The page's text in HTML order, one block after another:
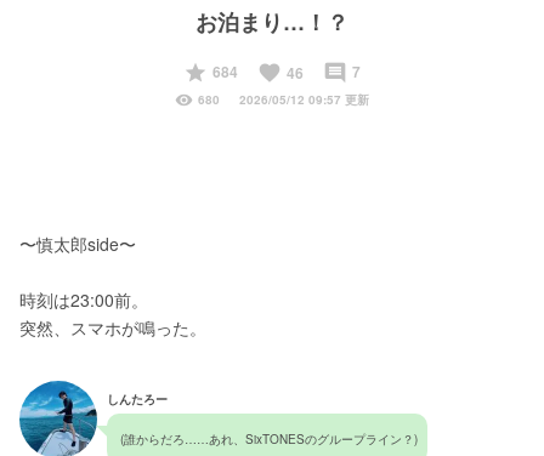
お泊まり…！？
start
684 favorite 46 insert_comment 7
visibility 680 2026/05/12 09:57 更新
〜慎太郎side〜
時刻は23:00前。
突然、スマホが鳴った。
しんたろー
(誰からだろ……あれ、SixTONESのグループライン？)